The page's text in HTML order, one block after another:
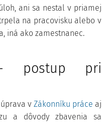
ani sa nestal v priamej
na pracovisku alebo v
iná ako zamestnanec.
- postup pri
v Zákonníku práce aj
a dôvody zbavenia sa